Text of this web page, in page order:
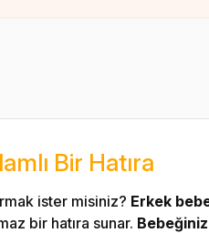
Bir Hatıra
ister misiniz? Erkek
bir hatıra sunar.